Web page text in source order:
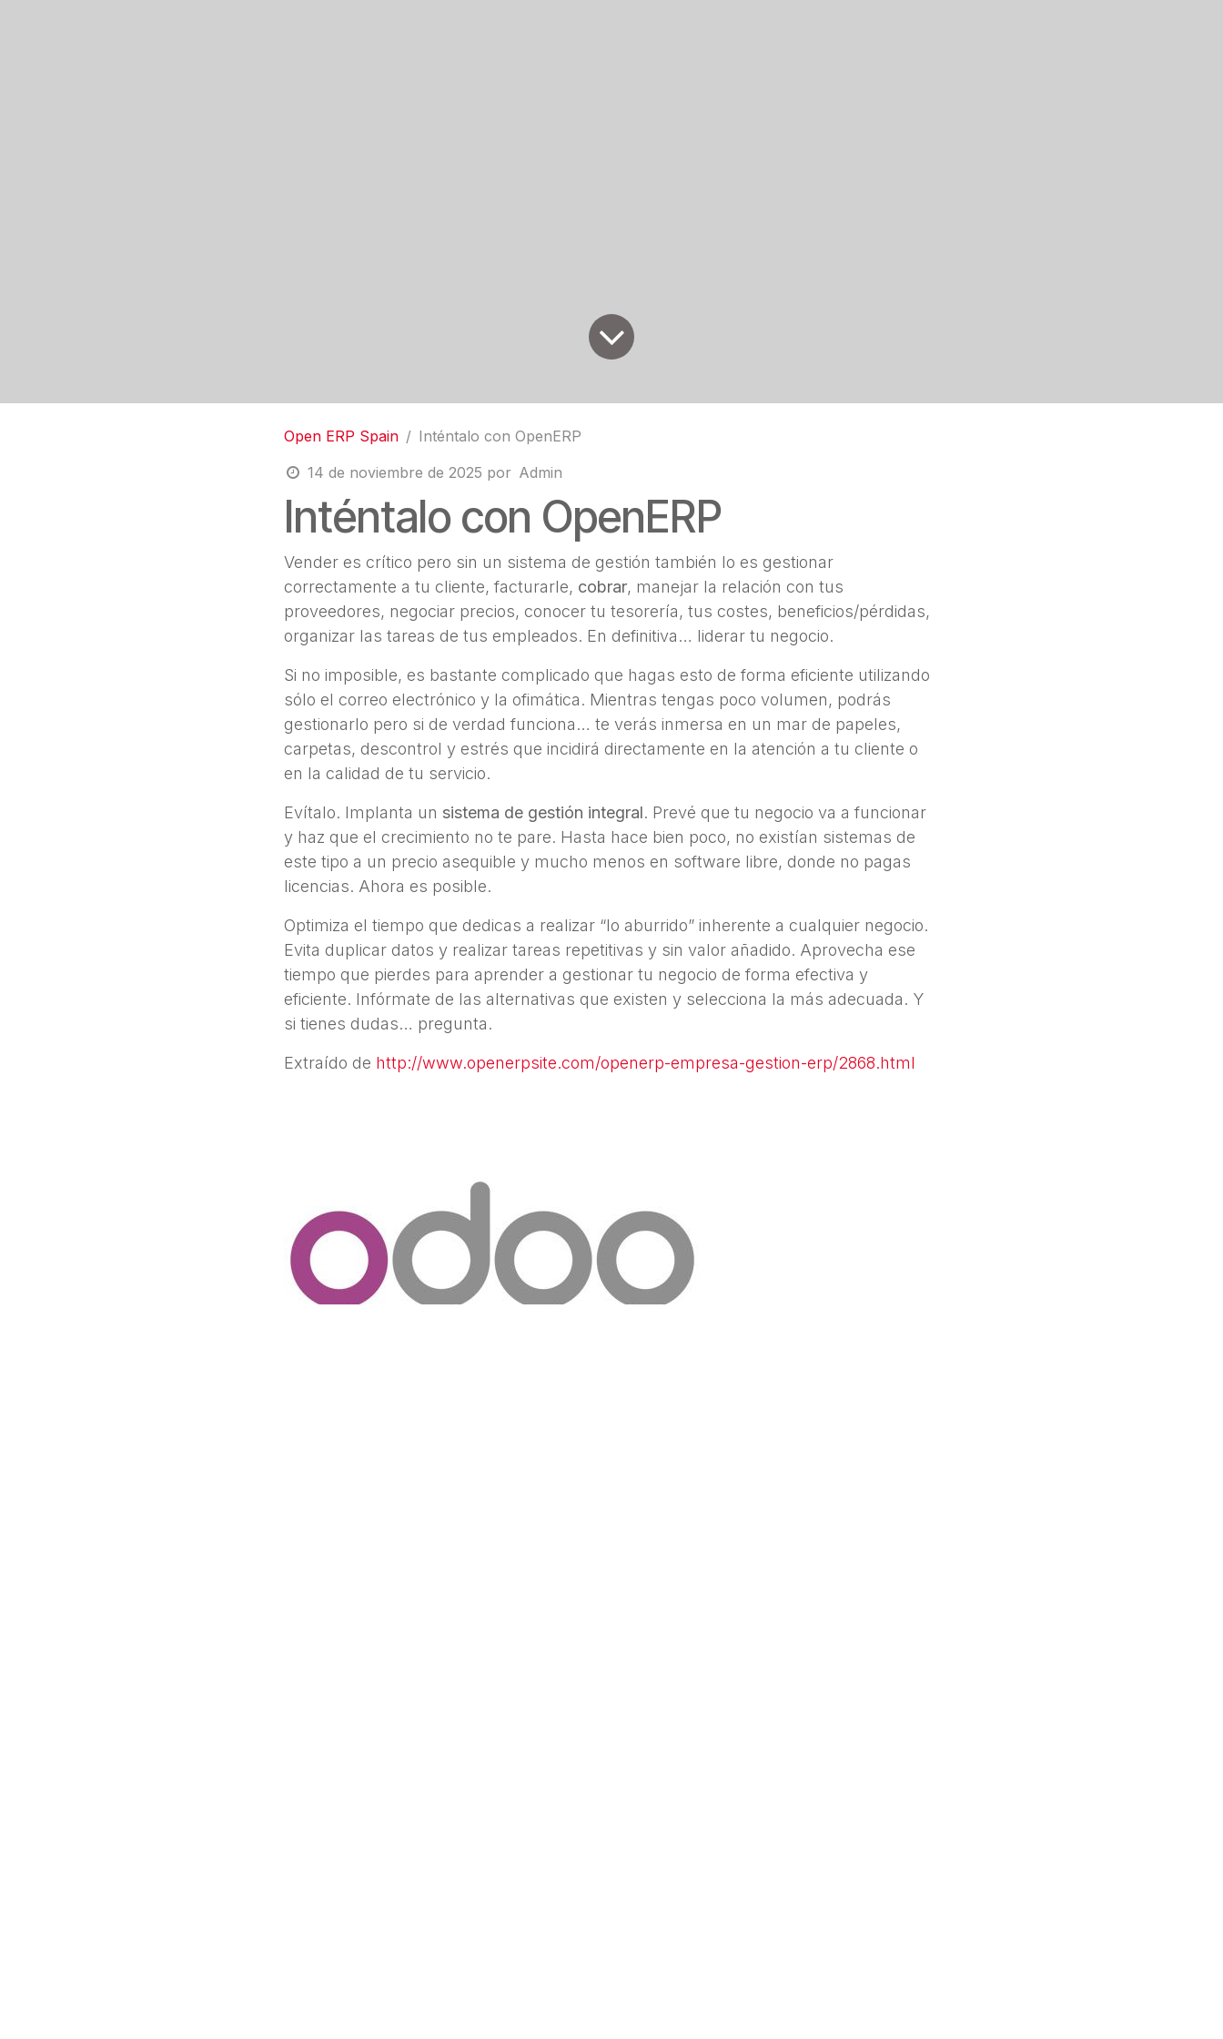
Open ERP Spain
Inténtalo con OpenERP
14 de noviembre de 2025 por Admin
Inténtalo con OpenERP
Vender es crítico pero sin un sistema de gestión también lo es gestionar
correctamente a tu cliente, facturarle, cobrar, manejar la relación con tus
proveedores, negociar precios, conocer tu tesorería, tus costes, beneficios/pérdidas,
organizar las tareas de tus empleados. En definitiva… liderar tu negocio.
Si no imposible, es bastante complicado que hagas esto de forma eficiente utilizando
sólo el correo electrónico y la ofimática. Mientras tengas poco volumen, podrás
gestionarlo pero si de verdad funciona… te verás inmersa en un mar de papeles,
carpetas, descontrol y estrés que incidirá directamente en la atención a tu cliente o
en la calidad de tu servicio.
Evítalo. Implanta un sistema de gestión integral. Prevé que tu negocio va a funcionar
y haz que el crecimiento no te pare. Hasta hace bien poco, no existían sistemas de
este tipo a un precio asequible y mucho menos en software libre, donde no pagas
licencias. Ahora es posible.
Optimiza el tiempo que dedicas a realizar “lo aburrido” inherente a cualquier negocio.
Evita duplicar datos y realizar tareas repetitivas y sin valor añadido. Aprovecha ese
tiempo que pierdes para aprender a gestionar tu negocio de forma efectiva y
eficiente. Infórmate de las alternativas que existen y selecciona la más adecuada. Y
si tienes dudas… pregunta.
Extraído de http://www.openerpsite.com/openerp-empresa-gestion-erp/2868.html